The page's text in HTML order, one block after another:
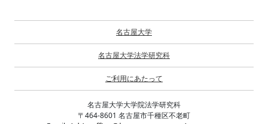
名古屋大学
名古屋大学法学研究科
ご利用にあたって
名古屋大学大学院法学研究科
〒464-8601 名古屋市千種区不老町